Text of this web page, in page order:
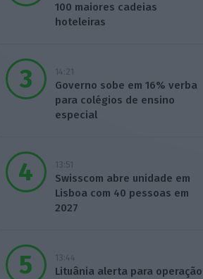
100 maiores cadeias
hoteleiras
14:21
Governo sobe em 16% verba
para colégios de ensino
especial
13:51
Swisscom abre unidade em
Lisboa com 40 pessoas em
2027
13:44
Lituânia alerta para operação